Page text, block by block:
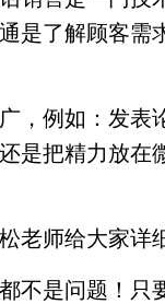
是了解顾客
，例如：发
是把精力放
老师给大家详
不是问题！